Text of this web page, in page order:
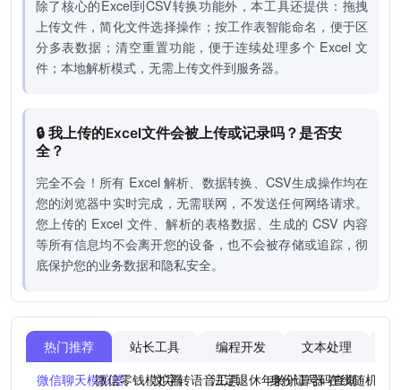
除了核心的Excel到CSV转换功能外，本工具还提供：拖拽
上传文件，简化文件选择操作；按工作表智能命名，便于区
分多表数据；清空重置功能，便于连续处理多个 Excel 文
件；本地解析模式，无需上传文件到服务器。
🔒 我上传的Excel文件会被上传或记录吗？是否安
全？
完全不会！所有 Excel 解析、数据转换、CSV生成操作均在
您的浏览器中实时完成，无需联网，不发送任何网络请求。
您上传的 Excel 文件、解析的表格数据、生成的 CSV 内容
等所有信息均不会离开您的设备，也不会被存储或追踪，彻
底保护您的业务数据和隐私安全。
热门推荐 站长工具 编程开发 文本处理
微信聊天模拟器微信零钱模拟器文字转语音工具法定退休年龄计算器
身份证号码查询在线随机点